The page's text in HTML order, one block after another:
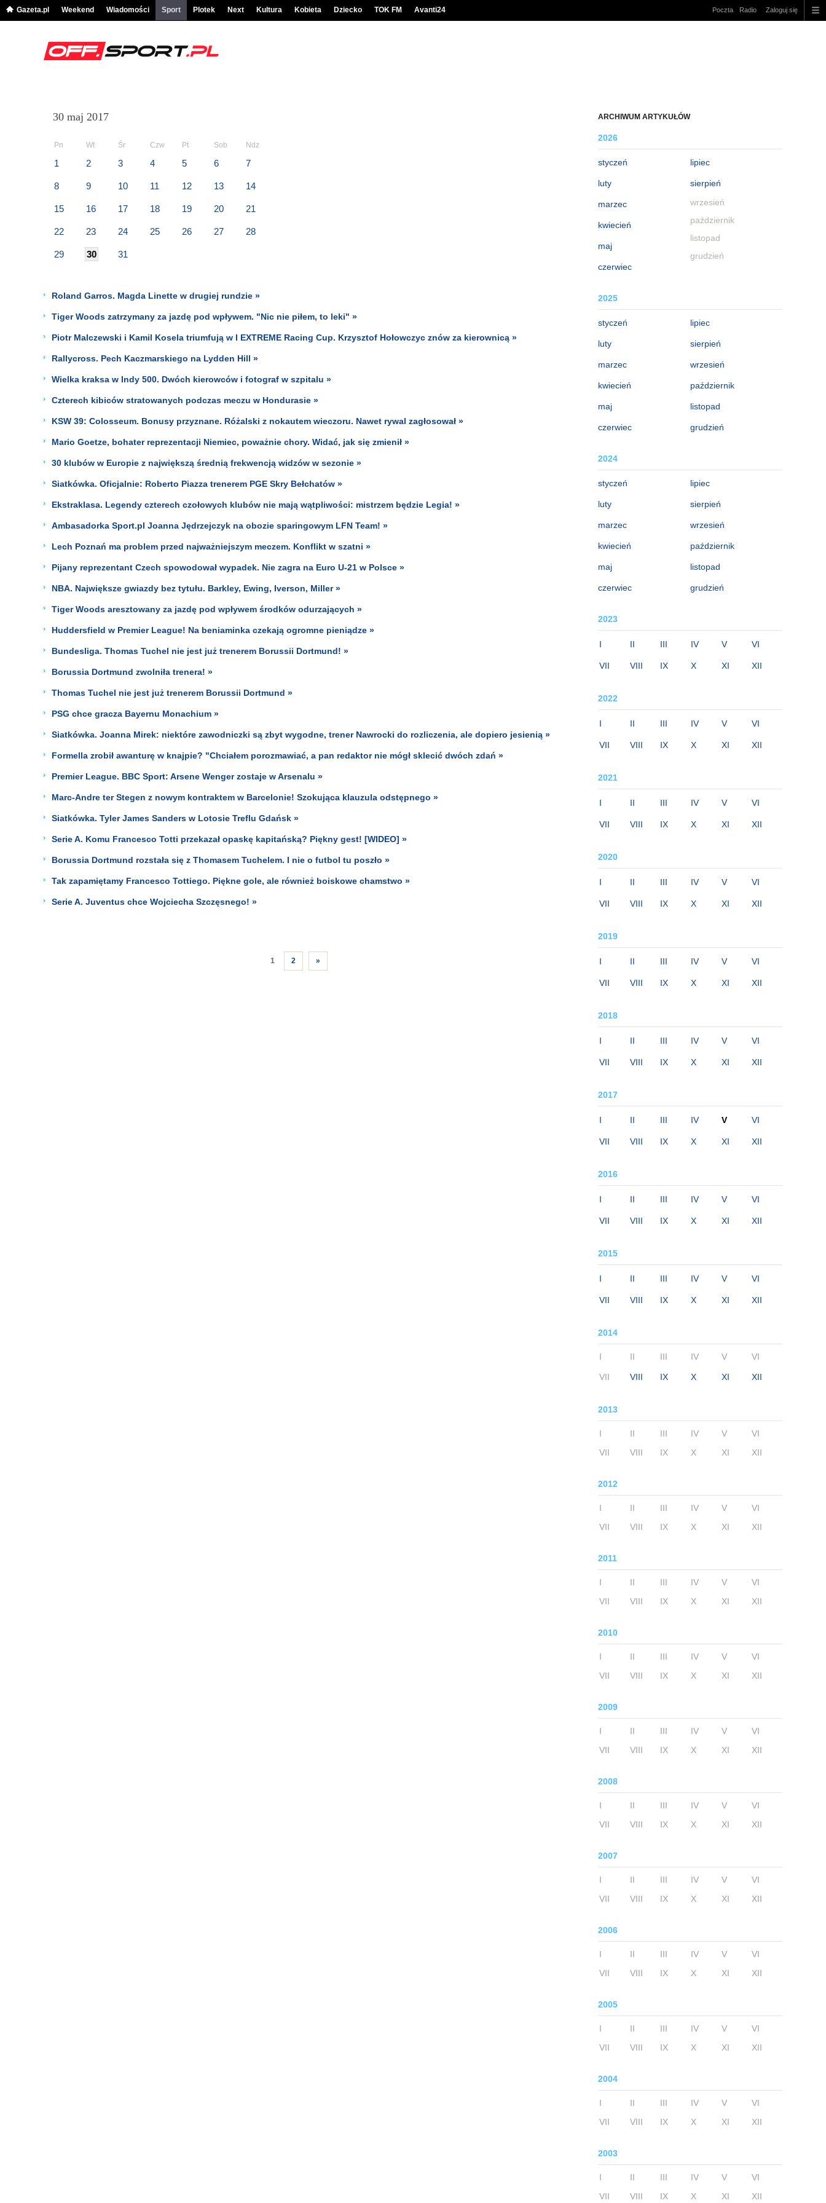
Gazeta.pl Weekend Wiadomości Sport Plotek Next Kultura Kobieta Dziecko TOK FM Avanti24 Poczta Radio Zaloguj się
ARCHIWUM ARTYKUŁÓW
2026
styczeń
luty
marzec
kwiecień
maj
czerwiec
lipiec
sierpień
wrzesień
październik
listopad
grudzień
2025
styczeń
luty
marzec
kwiecień
maj
czerwiec
lipiec
sierpień
wrzesień
październik
listopad
grudzień
2024
styczeń
luty
marzec
kwiecień
maj
czerwiec
lipiec
sierpień
wrzesień
październik
listopad
grudzień
2023
I II III IV V VI
VII VIII IX X XI XII
2022
I II III IV V VI
VII VIII IX X XI XII
2021
I II III IV V VI
VII VIII IX X XI XII
2020
I II III IV V VI
VII VIII IX X XI XII
2019
I II III IV V VI
VII VIII IX X XI XII
2018
I II III IV V VI
VII VIII IX X XI XII
2017
I II III IV V VI
VII VIII IX X XI XII
2016
I II III IV V VI
VII VIII IX X XI XII
2015
I II III IV V VI
VII VIII IX X XI XII
2014
I II III IV V VI
VII VIII IX X XI XII
2013
I II III IV V
VI
VII
VIII IX X XI XII
2012
I II III IV V
VI
VII
VIII IX X XI XII
2011
I II III IV V
VI
VII
VIII IX X XI XII
2010
I II III IV V
VI
VII
VIII IX X XI XII
2009
I II III IV V
VI
VII
VIII IX X XI XII
2008
I II III IV V
VI
VII
VIII IX X XI XII
2007
I II III IV V
VI
VII
VIII IX X XI XII
2006
I II III IV V
VI
VII
VIII IX X XI XII
2005
I II III IV V
VI
VII
VIII IX X XI XII
2004
I II III IV V
VI
VII
VIII IX X XI XII
2003
I II III IV V
VI
VII
VIII IX X XI XII
30 maj 2017
Pn Wt Śr Czw Pt Sob Ndz
1 2 3 4 5 6 7
8 9 10 11 12 13 14
15 16 17 18 19 20 21
22 23 24 25 26 27 28
29 30 31
Roland Garros. Magda Linette w drugiej rundzie »
Tiger Woods zatrzymany za jazdę pod wpływem. "Nic nie piłem, to leki" »
Piotr Malczewski i Kamil Kosela triumfują w I EXTREME Racing Cup. Krzysztof Hołowczyc znów za kierownicą »
Rallycross. Pech Kaczmarskiego na Lydden Hill »
Wielka kraksa w Indy 500. Dwóch kierowców i fotograf w szpitalu »
Czterech kibiców stratowanych podczas meczu w Hondurasie »
KSW 39: Colosseum. Bonusy przyznane. Różalski z nokautem wieczoru. Nawet rywal zagłosował »
Mario Goetze, bohater reprezentacji Niemiec, poważnie chory. Widać, jak się zmienił »
30 klubów w Europie z największą średnią frekwencją widzów w sezonie »
Siatkówka. Oficjalnie: Roberto Piazza trenerem PGE Skry Bełchatów »
Ekstraklasa. Legendy czterech czołowych klubów nie mają wątpliwości: mistrzem będzie Legia! »
Ambasadorka Sport.pl Joanna Jędrzejczyk na obozie sparingowym LFN Team! »
Lech Poznań ma problem przed najważniejszym meczem. Konflikt w szatni »
Pijany reprezentant Czech spowodował wypadek. Nie zagra na Euro U-21 w Polsce »
NBA. Największe gwiazdy bez tytułu. Barkley, Ewing, Iverson, Miller »
Tiger Woods aresztowany za jazdę pod wpływem środków odurzających »
Huddersfield w Premier League! Na beniaminka czekają ogromne pieniądze »
Bundesliga. Thomas Tuchel nie jest już trenerem Borussii Dortmund! »
Borussia Dortmund zwolniła trenera! »
Thomas Tuchel nie jest już trenerem Borussii Dortmund »
PSG chce gracza Bayernu Monachium »
Siatkówka. Joanna Mirek: niektóre zawodniczki są zbyt wygodne, trener Nawrocki do rozliczenia, ale dopiero jesienią »
Formella zrobił awanturę w knajpie? "Chciałem porozmawiać, a pan redaktor nie mógł sklecić dwóch zdań »
Premier League. BBC Sport: Arsene Wenger zostaje w Arsenalu »
Marc-Andre ter Stegen z nowym kontraktem w Barcelonie! Szokująca klauzula odstępnego »
Siatkówka. Tyler James Sanders w Lotosie Treflu Gdańsk »
Serie A. Komu Francesco Totti przekazał opaskę kapitańską? Piękny gest! [WIDEO] »
Borussia Dortmund rozstała się z Thomasem Tuchelem. I nie o futbol tu poszło »
Tak zapamiętamy Francesco Tottiego. Piękne gole, ale również boiskowe chamstwo »
Serie A. Juventus chce Wojciecha Szczęsnego! »
1 2 »